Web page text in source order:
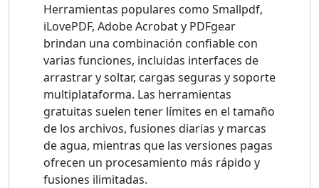
Herramientas populares como Smallpdf,
iLovePDF, Adobe Acrobat y PDFgear
brindan una combinación confiable con
varias funciones, incluidas interfaces de
arrastrar y soltar, cargas seguras y soporte
multiplataforma. Las herramientas
gratuitas suelen tener límites en el tamaño
de los archivos, fusiones diarias y marcas
de agua, mientras que las versiones pagas
ofrecen un procesamiento más rápido y
fusiones ilimitadas.